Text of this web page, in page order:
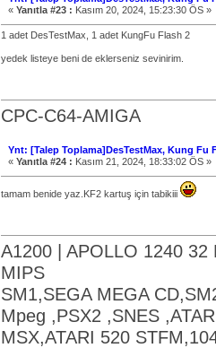
« Yanıtla #23 : Kasım 20, 2024, 15:23:30 ÖS »
1 adet DesTestMax, 1 adet KungFu Flash 2
yedek listeye beni de eklerseniz sevinirim.
CPC-C64-AMIGA
Ynt: [Talep Toplama]DesTestMax, Kung Fu
« Yanıtla #24 : Kasım 21, 2024, 18:33:02 ÖS »
tamam benide yaz.KF2 kartuş için tabikiii
A1200 | APOLLO 1240 32
MIPS
SM1,SEGA MEGA
Mpeg ,PSX2 ,SNES
MSX,ATARI 520